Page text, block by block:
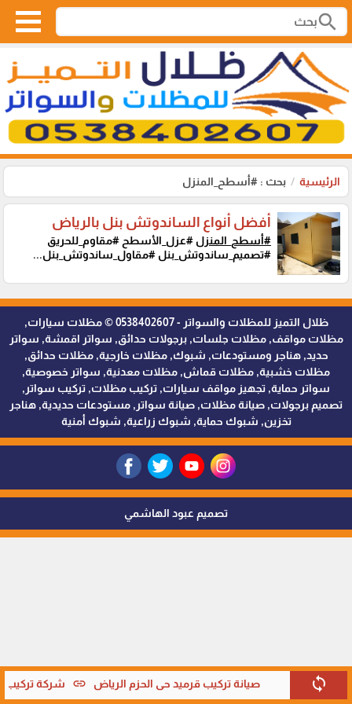
search
الرئيسية بحث : #أسطح_المنزل
sync صيانة تركيب قرميد حي الحزم الرياض link شركة تركيب
أفضل أنواع الساندوتش بنل بالرياض
#أسطح_المنزل #عزل_الأسطح #مقاوم_للحريق
#تصميم_ساندوتش_بنل #مقاول_ساندوتش_بنل...
ظلال التميز للمظلات والسواتر - 0538402607 © مظلات سيارات,
مظلات مواقف, مظلات جلسات, برجولات حدائق, سواتر اقمشة, سواتر
حديد, هناجر ومستودعات, شبوك, مظلات خارجية, مظلات حدائق,
مظلات خشبية, مظلات قماش, مظلات معدنية, سواتر خصوصية,
سواتر حماية, تجهيز مواقف سيارات, تركيب مظلات, تركيب سواتر,
تصميم برجولات, صيانة مظلات, صيانة سواتر, مستودعات حديدية, هناجر
تخزين, شبوك حماية, شبوك زراعية, شبوك أمنية
تصميم عبود الهاشمي